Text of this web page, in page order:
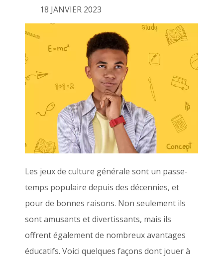
18 JANVIER 2023
Les jeux de culture générale sont un passe-
temps populaire depuis des décennies, et
pour de bonnes raisons. Non seulement ils
sont amusants et divertissants, mais ils
offrent également de nombreux avantages
éducatifs. Voici quelques façons dont jouer à